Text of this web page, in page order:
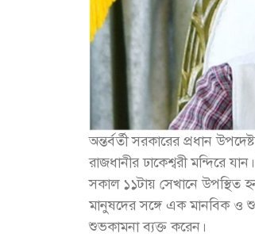
অন্তর্বর্তী সরকারের প্রধান
রাজধানীর ঢাকেশ্বরী মন্দিরে
সকাল ১১টায় সেখানে উপস্থিত
মানুষদের সঙ্গে এক মানবিক ও
শুভকামনা ব্যক্ত করেন।